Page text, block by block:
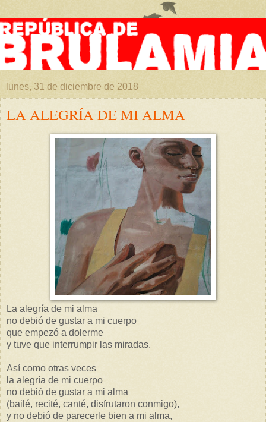
lunes, 31 de diciembre de 2018
LA ALEGRÍA DE MI ALMA
La alegría de mi alma
no debió de gustar a mi cuerpo
que empezó a dolerme
y tuve que interrumpir las miradas.
Así como otras veces
la alegría de mi cuerpo
no debió de gustar a mi alma
(bailé, recité, canté, disfrutaron conmigo),
y no debió de parecerle bien a mi alma,